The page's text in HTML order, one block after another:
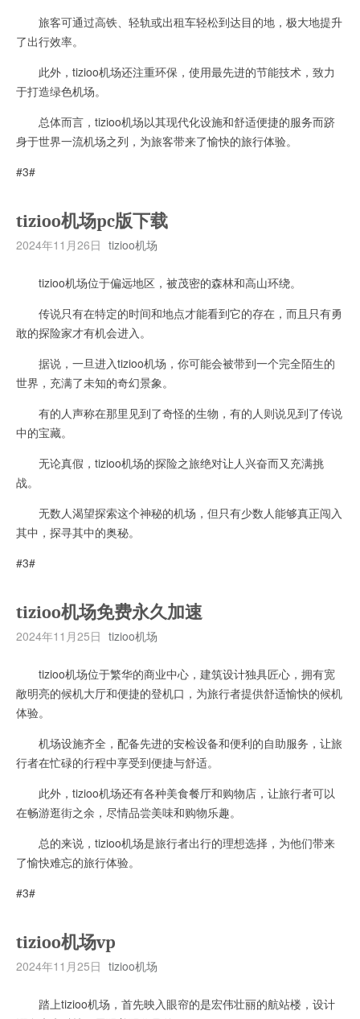
旅客可通过高铁、轻轨或出租车轻松到达目的地，极大地提升
了出行效率。
此外，tizioo机场还注重环保，使用最先进的节能技术，致力
于打造绿色机场。
总体而言，tizioo机场以其现代化设施和舒适便捷的服务而跻
身于世界一流机场之列，为旅客带来了愉快的旅行体验。
#3#
tizioo机场pc版下载
2024年11月26日 tizioo机场
tizioo机场位于偏远地区，被茂密的森林和高山环绕。
传说只有在特定的时间和地点才能看到它的存在，而且只有勇
敢的探险家才有机会进入。
据说，一旦进入tizioo机场，你可能会被带到一个完全陌生的
世界，充满了未知的奇幻景象。
有的人声称在那里见到了奇怪的生物，有的人则说见到了传说
中的宝藏。
无论真假，tizioo机场的探险之旅绝对让人兴奋而又充满挑
战。
无数人渴望探索这个神秘的机场，但只有少数人能够真正闯入
其中，探寻其中的奥秘。
#3#
tizioo机场免费永久加速
2024年11月25日 tizioo机场
tizioo机场位于繁华的商业中心，建筑设计独具匠心，拥有宽
敞明亮的候机大厅和便捷的登机口，为旅行者提供舒适愉快的候机
体验。
机场设施齐全，配备先进的安检设备和便利的自助服务，让旅
行者在忙碌的行程中享受到便捷与舒适。
此外，tizioo机场还有各种美食餐厅和购物店，让旅行者可以
在畅游逛街之余，尽情品尝美味和购物乐趣。
总的来说，tizioo机场是旅行者出行的理想选择，为他们带来
了愉快难忘的旅行体验。
#3#
tizioo机场vp
2024年11月25日 tizioo机场
踏上tizioo机场，首先映入眼帘的是宏伟壮丽的航站楼，设计